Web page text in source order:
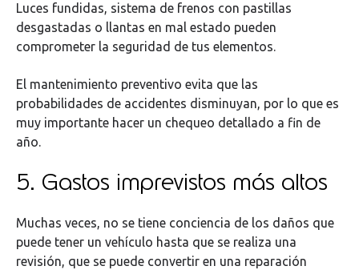
Luces fundidas, sistema de frenos con pastillas
desgastadas o llantas en mal estado pueden
comprometer la seguridad de tus elementos.
El mantenimiento preventivo evita que las
probabilidades de accidentes disminuyan, por lo que es
muy importante hacer un chequeo detallado a fin de
año.
5. Gastos imprevistos más altos
Muchas veces, no se tiene conciencia de los daños que
puede tener un vehículo hasta que se realiza una
revisión, que se puede convertir en una reparación